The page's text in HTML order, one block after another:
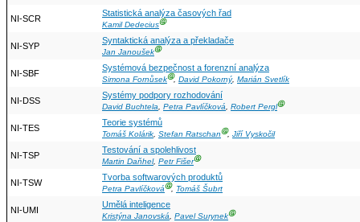
NI-SCR
Statistická analýza časových řad
Kamil DedeciusⒼ
NI-SYP
Syntaktická analýza a překladače
Jan JanoušekⒼ
NI-SBF
Systémová bezpečnost a forenzní analýza
Simona FornůsekⒼ, David Pokorný, Marián Svetlík
NI-DSS
Systémy podpory rozhodování
David Buchtela, Petra Pavlíčková, Robert PerglⒼ
NI-TES
Teorie systémů
Tomáš Kolárik, Stefan RatschanⒼ, Jiří Vyskočil
NI-TSP
Testování a spolehlivost
Martin Daňhel, Petr FišerⒼ
NI-TSW
Tvorba softwarových produktů
Petra PavlíčkováⒼ, Tomáš Šubrt
NI-UMI
Umělá inteligence
Kristýna Janovská, Pavel SurynekⒼ